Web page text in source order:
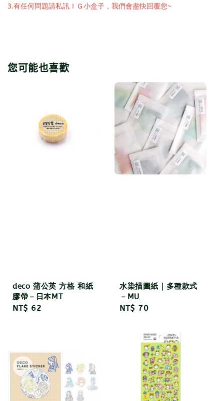
3.有任何問題請私訊ＩＧ小盒子，我們會盡快回覆您~
您可能也喜歡
deco 蒲公英 方格 和紙
膠帶－日本MT
Regular
NT$ 62
水染描圖紙｜多種款式
－MU
Regular
NT$ 70